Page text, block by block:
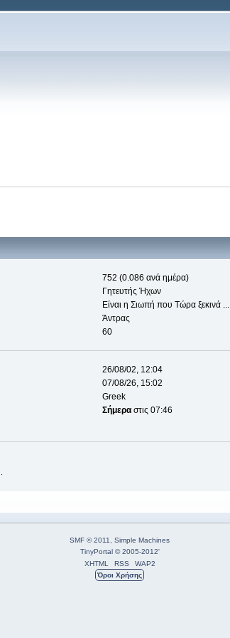
752 (0.086 ανά ημέρα)
Γητευτής Ήχων
Είναι η Σιωπή που Τώρα ξεκινά ...
Άντρας
60
26/08/02, 12:04
07/08/26, 15:02
Greek
Σήμεραστις 07:46
SMF © 2011
Simple Machines
TinyPortal © 2005-2012'
XHTML
RSS
WAP2
Όροι Χρήσης